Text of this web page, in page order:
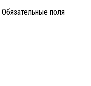
Обязательные поля